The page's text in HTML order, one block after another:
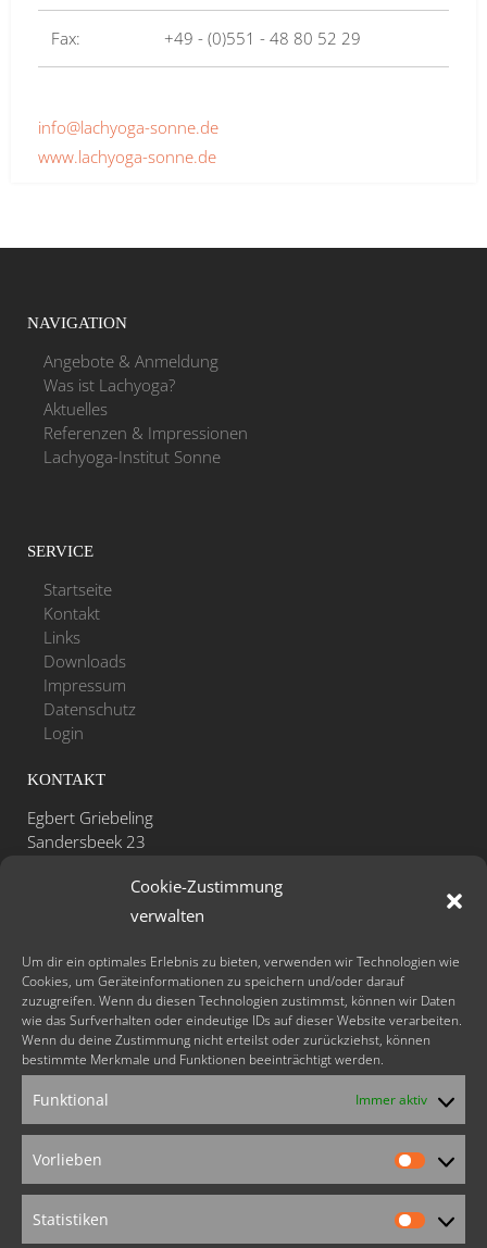
Cookie-Zustimmung
verwalten
Um dir ein optimales Erlebnis zu bieten, verwenden wir Technologien wie
Cookies, um Geräteinformationen zu speichern und/oder darauf
zuzugreifen. Wenn du diesen Technologien zustimmst, können wir Daten
wie das Surfverhalten oder eindeutige IDs auf dieser Website verarbeiten.
Wenn du deine Zustimmung nicht erteilst oder zurückziehst, können
bestimmte Merkmale und Funktionen beeinträchtigt werden.
Funktional Immer aktiv
Vorlieben
Statistiken
Fax: +49 - (0)551 - 48 80 52 29
info@lachyoga-sonne.de
www.lachyoga-sonne.de
NAVIGATION
Angebote & Anmeldung
Was ist Lachyoga?
Aktuelles
Referenzen & Impressionen
Lachyoga-Institut Sonne
SERVICE
Startseite
Kontakt
Links
Downloads
Impressum
Datenschutz
Login
KONTAKT
Egbert Griebeling
Sandersbeek 23
Telefon: +49 - (0)551 - 531 47 26
Fax: +49 - (0)551 - 48 80 52 29
info@lachyoga-sonne.de
www.lachyoga-sonne.de
von Egbert Griebeling: